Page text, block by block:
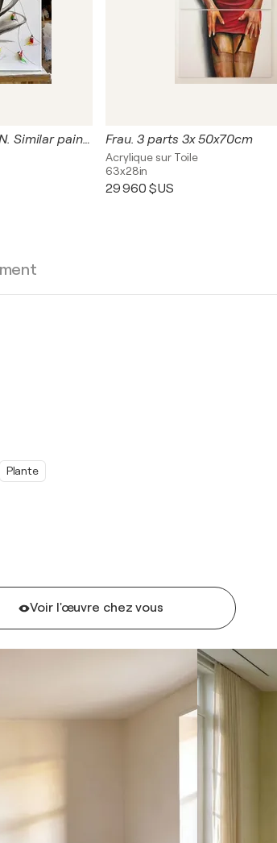
Voir l'œuvre chez vous
WORKS ON COMMISSION. Similar paintings Frau. 3 parts 3x 50x70cm
Acrylique sur Toile
63x28in
29 960 $US
Plante